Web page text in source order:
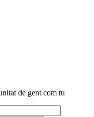
de gent com tu